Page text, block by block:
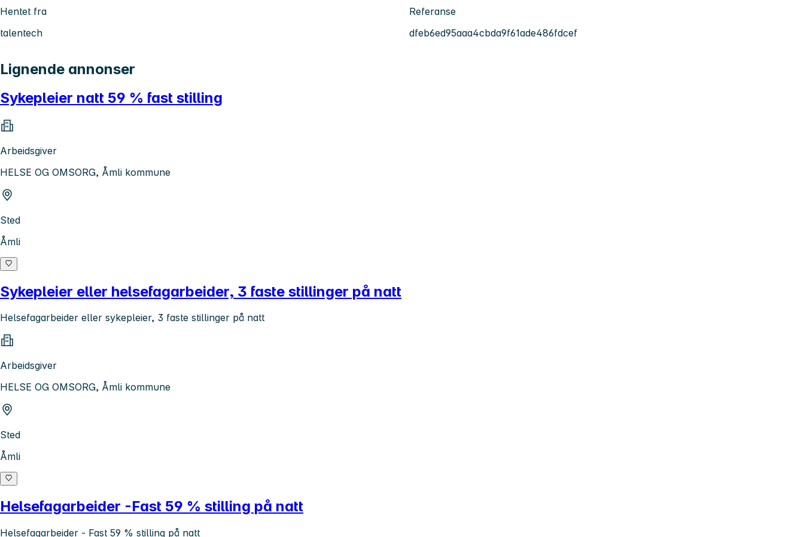
Hentet fra
talentech
Referanse
dfeb6ed95aaa4cbda9f61ade486fdcef
Lignende annonser
Sykepleier natt 59 % fast stilling
Arbeidsgiver
HELSE OG OMSORG, Åmli kommune
Sted
Åmli
Sykepleier eller helsefagarbeider, 3 faste stillinger på natt
Helsefagarbeider eller sykepleier, 3 faste stillinger på natt
Arbeidsgiver
HELSE OG OMSORG, Åmli kommune
Sted
Åmli
Helsefagarbeider -Fast 59 % stilling på natt
Helsefagarbeider - Fast 59 % stilling på natt